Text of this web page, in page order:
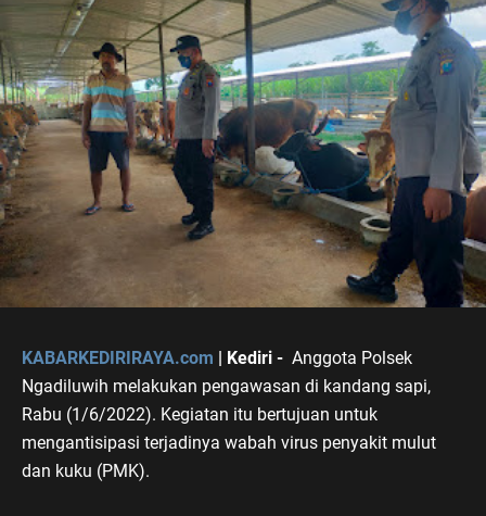
KABARKEDIRIRAYA.com | Kediri - Anggota Polsek
Ngadiluwih melakukan pengawasan di kandang sapi,
Rabu (1/6/2022). Kegiatan itu bertujuan untuk
mengantisipasi terjadinya wabah virus penyakit mulut
dan kuku (PMK).